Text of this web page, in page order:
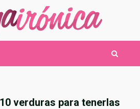
verduras para tenerlas